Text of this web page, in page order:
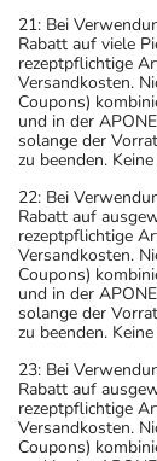
21: Bei
Rabatt auf viele
rezeptpflichtige
Versandkosten.
Coupons)
und in der
solange der
zu beenden.
22: Bei
Rabatt auf
rezeptpflichtige
Versandkosten.
Coupons)
und in der
solange der
zu beenden.
23: Bei
Rabatt auf
rezeptpflichtige
Versandkosten.
Coupons)